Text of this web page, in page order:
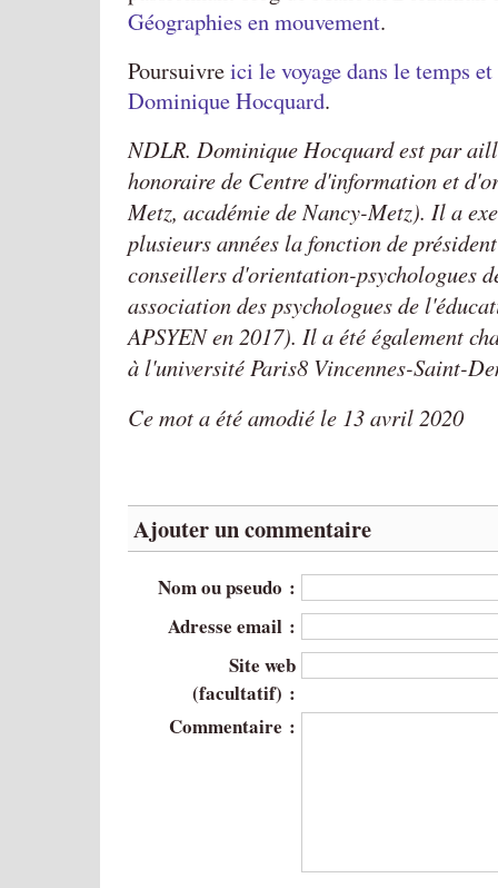
Géographies en mouvement.
Poursuivreici le voyage dans le temps et
Dominique Hocquard.
NDLR. Dominique Hocquard est par
honoraire de Centre d'information et
Metz, académie de Nancy-Metz). Il a
plusieurs années la fonction de
conseillers d'orientation-psychologues
association des psychologues de
APSYEN en 2017). Il a été également
à l'université Paris8 Vincennes-Saint-
Ce mot a été amodié le 13 avril 2020
Ajouter un commentaire
Nom ou pseudo :
Adresse email :
Site web
(facultatif) :
Commentaire :